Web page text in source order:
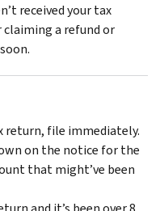
received your tax
a refund or
return, file immediately.
on the notice for the
that might’ve been